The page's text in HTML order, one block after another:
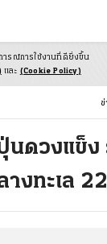
ข่
ดวงแข็ง
งทะเล
ารณ์การใช้งานที่ดียิ่งขึ้น
และ (Cookie Policy)